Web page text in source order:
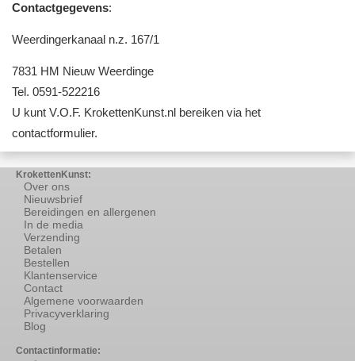
Contactgegevens:
Weerdingerkanaal n.z. 167/1
7831 HM Nieuw Weerdinge
Tel. 0591-522216
U kunt V.O.F. KrokettenKunst.nl bereiken via het
contactformulier.
KrokettenKunst:
Over ons
Nieuwsbrief
Bereidingen en allergenen
In de media
Verzending
Betalen
Bestellen
Klantenservice
Contact
Algemene voorwaarden
Privacyverklaring
Blog
Contactinformatie: